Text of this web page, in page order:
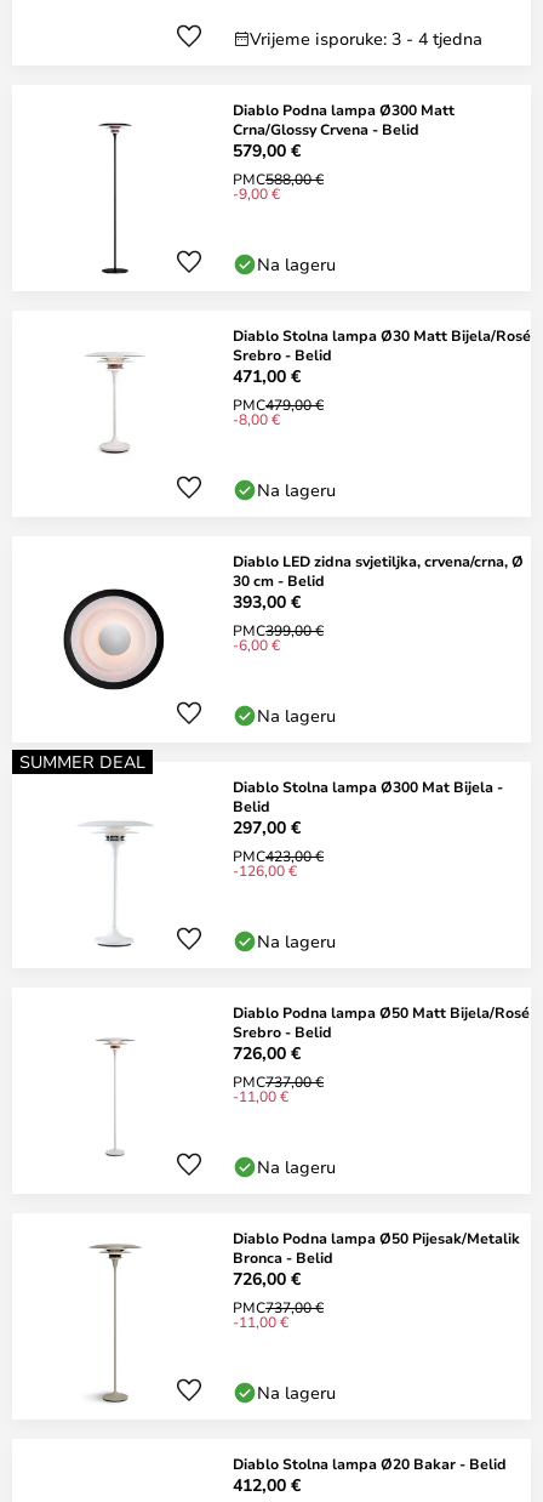
Vrijeme isporuke: 3 - 4 tjedna
Diablo Podna lampa Ø300 Matt
Crna/Glossy Crvena - Belid
579,00 €
PMC588,00 €
-9,00 €
Na lageru
Diablo Stolna lampa Ø30 Matt Bijela/Rosé
Srebro - Belid
471,00 €
PMC479,00 €
-8,00 €
Na lageru
Diablo LED zidna svjetiljka, crvena/crna, Ø
30 cm - Belid
393,00 €
PMC399,00 €
-6,00 €
Na lageru
SUMMER DEAL
Diablo Stolna lampa Ø300 Mat Bijela -
Belid
297,00 €
PMC423,00 €
-126,00 €
Na lageru
Diablo Podna lampa Ø50 Matt Bijela/Rosé
Srebro - Belid
726,00 €
PMC737,00 €
-11,00 €
Na lageru
Diablo Podna lampa Ø50 Pijesak/Metalik
Bronca - Belid
726,00 €
PMC737,00 €
-11,00 €
Na lageru
Diablo Stolna lampa Ø20 Bakar - Belid
412,00 €